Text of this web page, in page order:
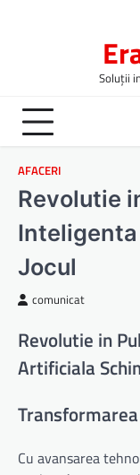
Soluții
AFACERI
Revolutie
Jocul
comunicat
Revolutie in
Artificiala
Cu avansarea